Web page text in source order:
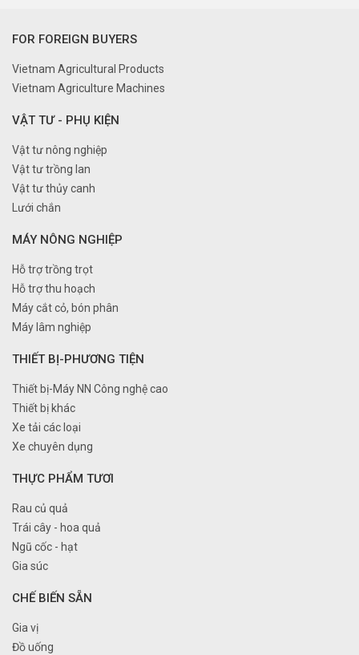
FOR FOREIGN BUYERS
Vietnam Agricultural Products
Vietnam Agriculture Machines
VẬT TƯ - PHỤ KIỆN
Vật tư nông nghiệp
Vật tư trồng lan
Vật tư thủy canh
Lưới chắn
MÁY NÔNG NGHIỆP
Hỗ trợ trồng trọt
Hỗ trợ thu hoạch
Máy cắt cỏ, bón phân
Máy lâm nghiệp
THIẾT BỊ-PHƯƠNG TIỆN
Thiết bị-Máy NN Công nghệ cao
Thiết bị khác
Xe tải các loại
Xe chuyên dụng
THỰC PHẨM TƯƠI
Rau củ quả
Trái cây - hoa quả
Ngũ cốc - hạt
Gia súc
CHẾ BIẾN SẴN
Gia vị
Đồ uống